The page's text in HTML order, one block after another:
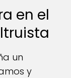
en el
un
y